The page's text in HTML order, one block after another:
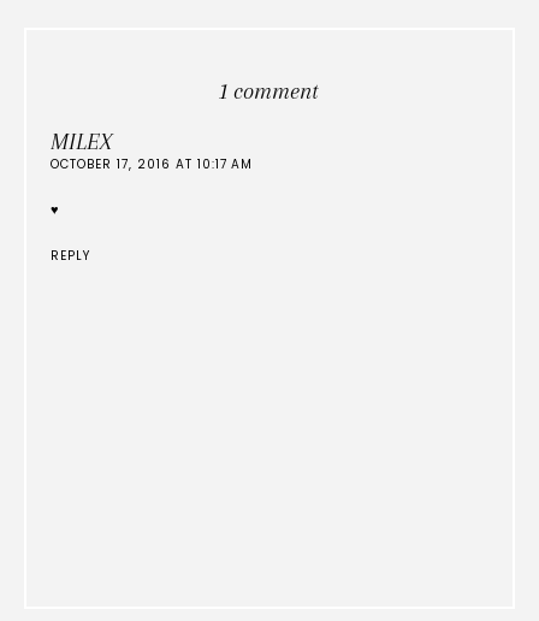
1 comment
MILEX
OCTOBER 17, 2016 AT 10:17 AM
♥
REPLY